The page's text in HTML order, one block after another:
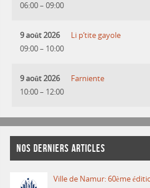
06:00– 09:00
9 août 2026
09:00– 10:00
Li p’tite gayole
9 août 2026
10:00– 12:00
Farniente
NOS DERNIERS ARTICLES
Ville de Namur: 60ème